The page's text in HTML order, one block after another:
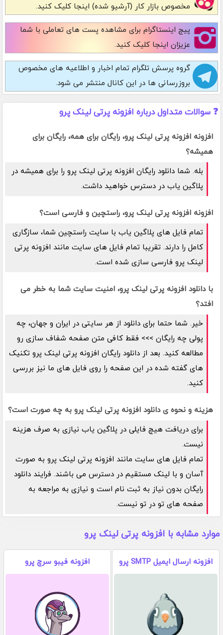
مخصوص بازار کار (آرشیو شده) اینجا کلیک کنید.
پیج اینستاگرام برای مشاهده پست های تعاملی با شما
عزیزان اینجا کلیک کنید.
گروه پرسش تلگرام تمام اخبار و اطلاعیه های مخصوص
بروزرسانی ها در این کانال منتشر می شود.
❓ سوالات متداول درباره افزونه پرتی لینک پرو
افزونه افزونه پرتی لینک پرو، رایگان برای همه، رایگان برای
همیشه؟
بله. شما دانلود رایگان افزونه پرتی لینک پرو را برای همیشه در
پلاگین یاب در دسترس خواهید داشت.
افزونه افزونه پرتی لینک پرو، راستچین و فارسی است؟
تمام فایل های پلاگین یاب با سایت راستچین شما، سازگاری
کامل را دارند. تقریبا تمام فایل های سایت مانند افزونه پرتی
لینک پرو فارسی سازی شده است.
با دانلود افزونه پرتی لینک پرو، امنیت سایت شما به خطر می
افتد؟
خیر. شما حتما برای دانلود از هر سایتی در ایران و جهان، چه
پولی چه رایگان >>> فقط کافی متن صفحه شفاف سازی رو
مطالعه کنید. بعد از دانلود رایگان افزونه پرتی لینک پرو تکنیک
های گفته شده در این صفحه را روی فایل های ما نیز بررسی
کنید.
هزینه و نحوه ی دانلود افزونه پرتی لینک پرو به چه صورت است؟
برای دریافت هیچ فایلی در پلاگین یاب نیازی به صرف هزینه
نیست.
تمام فایل های سایت مانند افزونه پرتی لینک پرو به صورت
آسان و با لینک مستقیم در دسترس می باشند. فرایند دانلود
رایگان بدون نیاز به ثبت نام است و نیازی به مراجعه به
صفحه های تو در تو نیست.
موارد مشابه با افزونه پرتی لینک پرو
افزونه ارسال ایمیل SMTP پرو افزونه فیبو سرچ پرو